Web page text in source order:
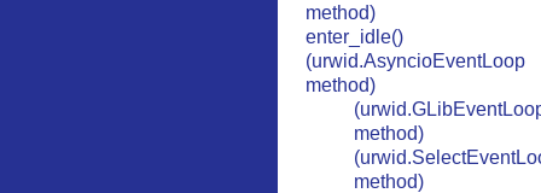
method)
enter_idle()
(urwid.AsyncioEventLoop
method)
method)
method)